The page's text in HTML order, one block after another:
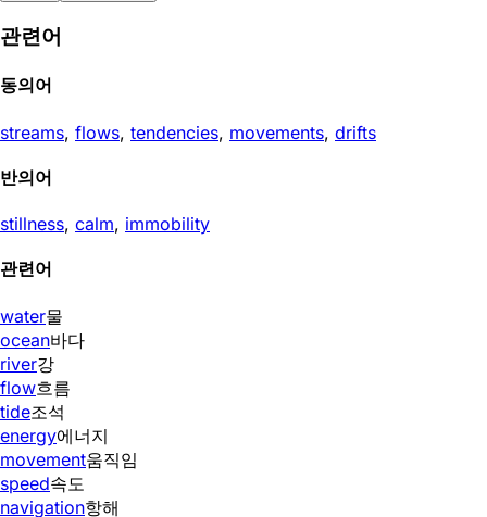
관련어
동의어
streams, flows, tendencies, movements, drifts
반의어
stillness, calm, immobility
관련어
water물
ocean바다
river강
flow흐름
tide조석
energy에너지
movement움직임
speed속도
navigation항해